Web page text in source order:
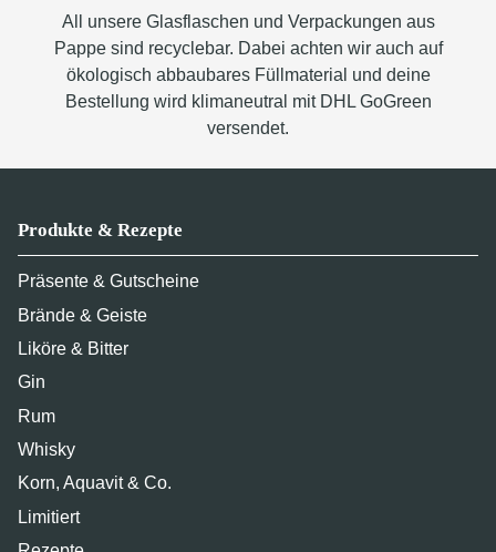
All unsere Glasflaschen und Verpackungen aus
Pappe sind recyclebar. Dabei achten wir auch auf
ökologisch abbaubares Füllmaterial und deine
Bestellung wird klimaneutral mit DHL GoGreen
versendet.
Produkte & Rezepte
Präsente & Gutscheine
Brände & Geiste
Liköre & Bitter
Gin
Rum
Whisky
Korn, Aquavit & Co.
Limitiert